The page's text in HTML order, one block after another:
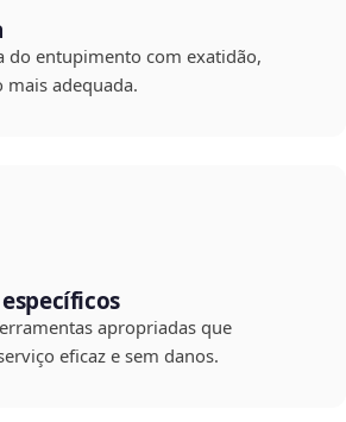
do entupimento com exatidão,
mais adequada.
apropriadas que
eficaz e sem danos.